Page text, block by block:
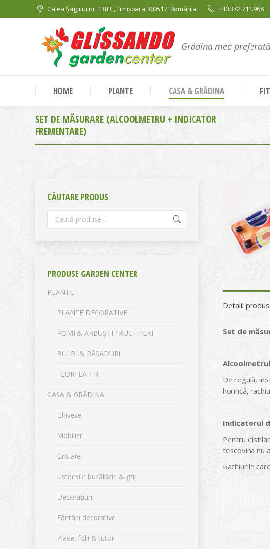
Calea Șagului nr. 138 C, Timișoara 300517, România +40.372.711.968
Grădina mea
HOME PLANTE CASA & GRĂDINA
SET DE MĂSURARE (ALCOOLMETRU + INDICATOR
FREMENTARE)
Detalii produs
Set de
Alcoolmetrul
De regulă,
horincă,
Indicatorul
Pentru
tescovina nu
Rachiurile
CĂUTARE PRODUS
PRODUSE GARDEN CENTER
PLANTE
PLANTE DECORATIVE
POMI & ARBUȘTI FRUCTIFERI
BULBI & RĂSADURI
FLORI LA FIR
CASA & GRĂDINA
Ghivece
Mobilier
Grătare
Ustensile bucătărie & grill
Decorațiuni
Fântâni decorative
Plase, folii & tutori